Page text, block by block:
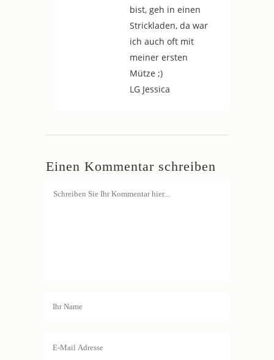
bist, geh in einen
Strickladen, da war
ich auch oft mit
meiner ersten
Mütze ;)
LG Jessica
Einen Kommentar schreiben